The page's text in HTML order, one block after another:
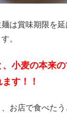
は賞味期限を
。
小麦の本来
す！！
お店で食べた